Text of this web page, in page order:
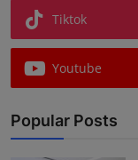
Tiktok
Youtube
Popular Posts